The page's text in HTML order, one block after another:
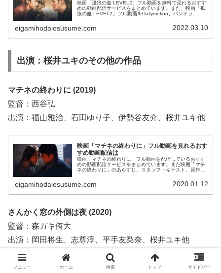
映画「孤狼の血 LEVEL2」フル動画を無料で見れるおすす
めの動画配信サービスをまとめています。また、映画「孤
狼の血 LEVEL2」フル動画をDailymotion、パンドラ、
の血 LEVEL2」の作品情報・あらすじについてもお伝えし
ていますので、動画配信サービス選びや映画本編を見る前
eigamihodaiosusume.com 2022.03.10
出演：桜井ユキのその他の作品
マチネの終わりに (2019)
監督：西谷弘
出演：福山雅治、石田ゆり子、伊勢谷友介、桜井ユキ他
映画「マチネの終わりに」フル動画を見れるおす
すめ動画配信は
映画「マチネの終わりに」フル動画を配信しているおすす
めの動画配信サービスをまとめています。また映画「マチ
ネの終わりに」のあらすじ、スタッフ・キャスト、原作小
びや映画本編を見る前の予備知識として役立ててくださ
い。
eigamihodaiosusume.com 2020.01.12
さんかく窓の外側は夜 (2020)
監督：森ガキ侑大
出演：岡田将生、志尊淳、平手友梨奈、桜井ユキ他
実写映画「さんかく窓の外側は夜」フル動画は無
メニュー ホーム 検索 トップ サイドバー